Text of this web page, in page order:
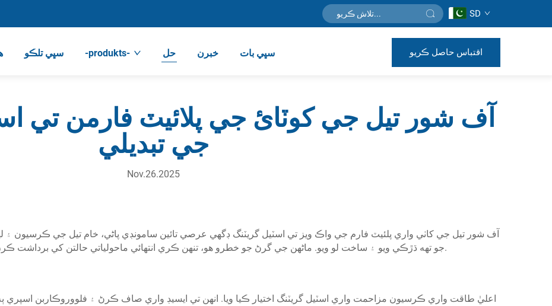
SD
سڀي تلڪو -produkts- حل خبرن سڀي بات اقتباس حاصل ڪريو
آف شور تيل جي کوٽائ جي پلائيٽ فارمن تي
جي تبديلي
Nov.26.2025
آف شور تيل جي کاٺي واري پلئيٽ فارم جي واڪ ويز تي اسٽيل گريٽنگ ڊگهي عرصي تائين سامونڊي پاڻي، خام تيل جي
جو تهه ڌڙڪي ويو ۽ ساخت لو ويو. ماڻهن جي گرڻ جو خطرو هو، تنهن ڪري انتهائي ماحولياتي حالتن کي برداشت ڪرڻ واري مصنوعات جي فوري طور تي ضرورت هئي.
اعليٰ طاقت واري ڪرسيون مزاحمت واري اسٽيل گريٽنگ اختيار ڪيا ويا. انهن تي ايسيڊ واري صاف ڪرڻ ۽ فلووروڪاربن